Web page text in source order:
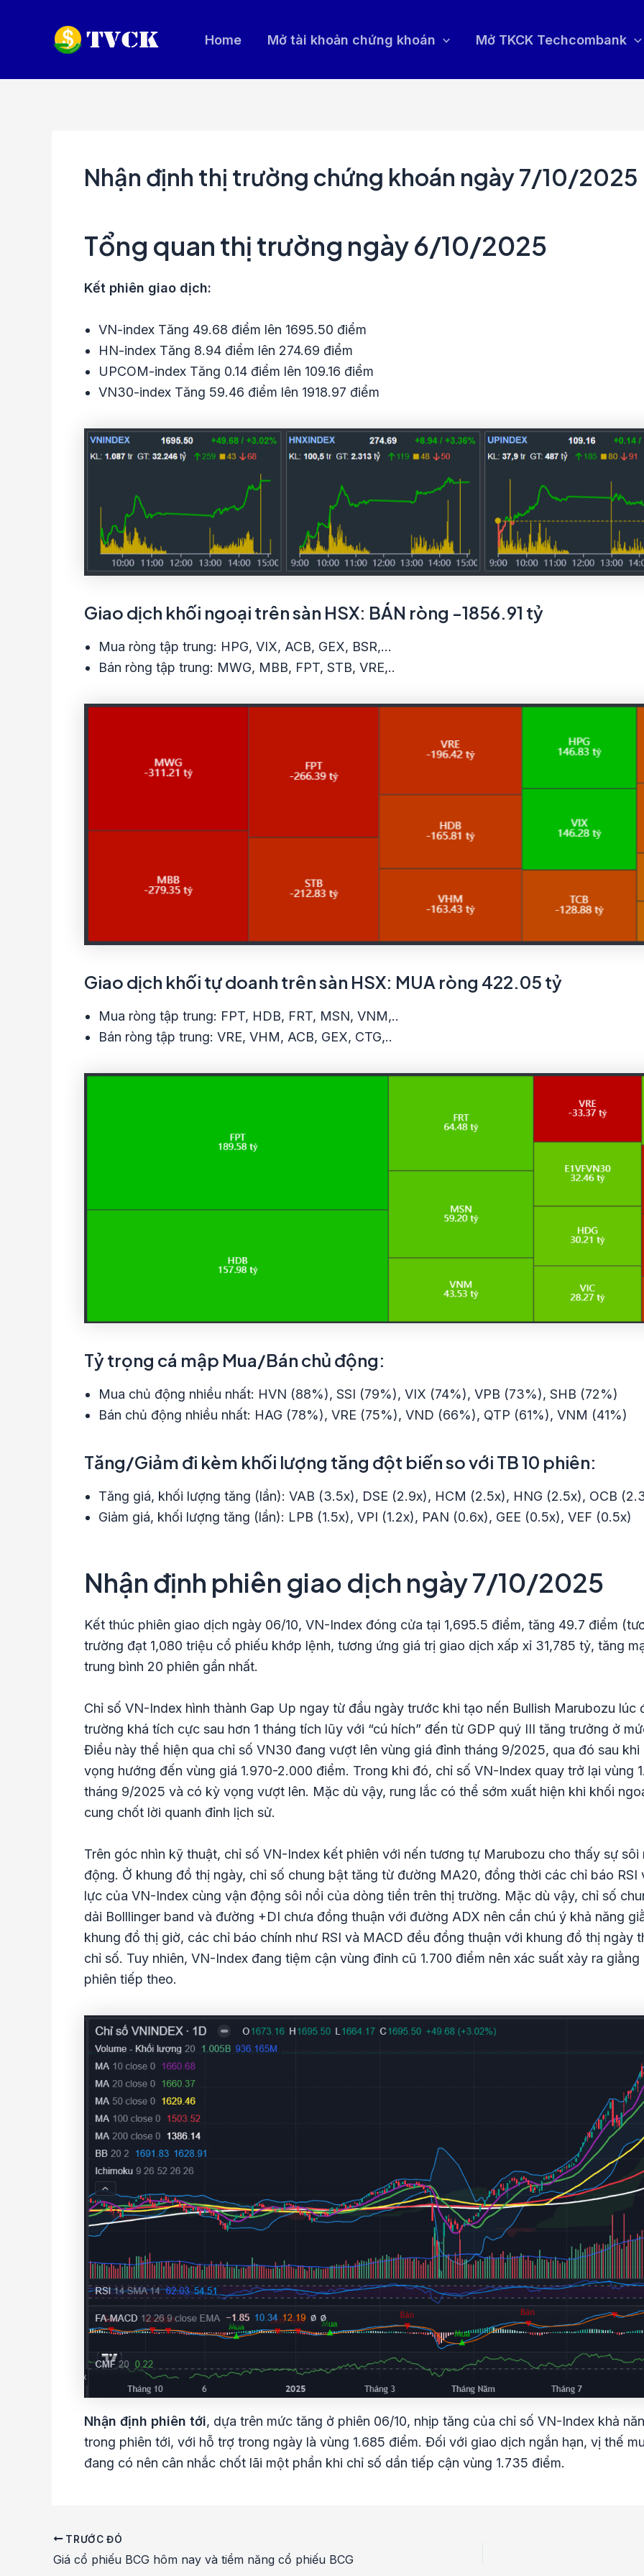
Home Mở tài khoản chứng khoán Mở TKCK Techcombank
Nhận định thị trường chứng khoán ngày 7/10/2025
Tổng quan thị trường ngày 6/10/2025
Kết phiên giao dịch:
VN-index Tăng 49.68 điểm lên 1695.50 điểm
HN-index Tăng 8.94 điểm lên 274.69 điểm
UPCOM-index Tăng 0.14 điểm lên 109.16 điểm
VN30-index Tăng 59.46 điểm lên 1918.97 điểm
Giao dịch khối ngoại trên sàn HSX: BÁN ròng -1856.91 tỷ
Mua ròng tập trung: HPG, VIX, ACB, GEX, BSR,…
Bán ròng tập trung: MWG, MBB, FPT, STB, VRE,..
Giao dịch khối tự doanh trên sàn HSX: MUA ròng 422.05 tỷ
Mua ròng tập trung: FPT, HDB, FRT, MSN, VNM,..
Bán ròng tập trung: VRE, VHM, ACB, GEX, CTG,..
Tỷ trọng cá mập Mua/Bán chủ động:
Mua chủ động nhiều nhất: HVN (88%), SSI (79%), VIX (74%), VPB (73%), SHB (72%)
Bán chủ động nhiều nhất: HAG (78%), VRE (75%), VND (66%), QTP (61%), VNM (41%)
Tăng/Giảm đi kèm khối lượng tăng đột biến so với TB 10 phiên:
Tăng giá, khối lượng tăng (lần): VAB (3.5x), DSE (2.9x), HCM (2.5x), HNG (2.5x), OCB
Giảm giá, khối lượng tăng (lần): LPB (1.5x), VPI (1.2x), PAN (0.6x), GEE (0.5x), VEF (0.5x)
Nhận định phiên giao dịch ngày 7/10/2025
Kết thúc phiên giao dịch ngày 06/10, VN-Index đóng cửa tại 1,695.5 điểm, tăng 49.7 điểm
trường đạt 1,080 triệu cổ phiếu khớp lệnh, tương ứng giá trị giao dịch xấp xỉ 31,785 tỷ, tăng
trung bình 20 phiên gần nhất.
Chỉ số VN-Index hình thành Gap Up ngay từ đầu ngày trước khi tạo nến Bullish Marubozu
trường khá tích cực sau hơn 1 tháng tích lũy với “cú hích” đến từ GDP quý III tăng trưởng ở
Điều này thể hiện qua chỉ số VN30 đang vượt lên vùng giá đỉnh tháng 9/2025, qua đó sau
vọng hướng đến vùng giá 1.970-2.000 điểm. Trong khi đó, chỉ số VN-Index quay trở lại vùng
tháng 9/2025 và có kỳ vọng vượt lên. Mặc dù vậy, rung lắc có thể sớm xuất hiện khi khối
cung chốt lời quanh đỉnh lịch sử.
Trên góc nhìn kỹ thuật, chỉ số VN-Index kết phiên với nến tương tự Marubozu cho thấy sự
động. Ở khung đồ thị ngày, chỉ số chung bật tăng từ đường MA20, đồng thời các chỉ báo
lực của VN-Index cùng vận động sôi nổi của dòng tiền trên thị trường. Mặc dù vậy, chỉ số
dải Bolllinger band và đường +DI chưa đồng thuận với đường ADX nên cần chú ý khả năng
khung đồ thị giờ, các chỉ báo chính như RSI và MACD đều đồng thuận với khung đồ thị ngày
chỉ số. Tuy nhiên, VN-Index đang tiệm cận vùng đỉnh cũ 1.700 điểm nên xác suất xảy ra
phiên tiếp theo.
Nhận định phiên tới, dựa trên mức tăng ở phiên 06/10, nhịp tăng của chỉ số VN-Index khả
trong phiên tới, với hỗ trợ trong ngày là vùng 1.685 điểm. Đối với giao dịch ngắn hạn, vị thế
đang có nên cân nhắc chốt lãi một phần khi chỉ số dần tiếp cận vùng 1.735 điểm.
Điều
hướng
TRƯỚC ĐÓ
Giá cổ phiếu BCG hôm nay và tiềm năng cổ phiếu BCG